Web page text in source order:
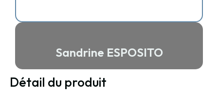
Détail du produit
Sandrine ESPOSITO